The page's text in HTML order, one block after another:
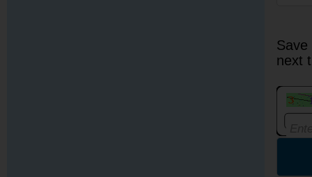
next